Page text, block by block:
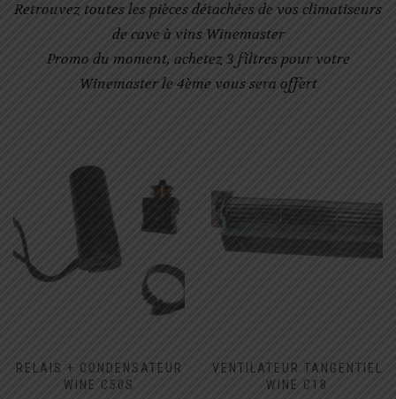
Retrouvez toutes les pièces détachées de vos climatiseurs
de cave à vins Winemaster
Promo du moment, achetez 3 filtres pour votre
Winemaster le 4ème vous sera offert
RELAIS + CONDENSATEUR
WINE C50S
VENTILATEUR TANGENTIEL
WINE C18